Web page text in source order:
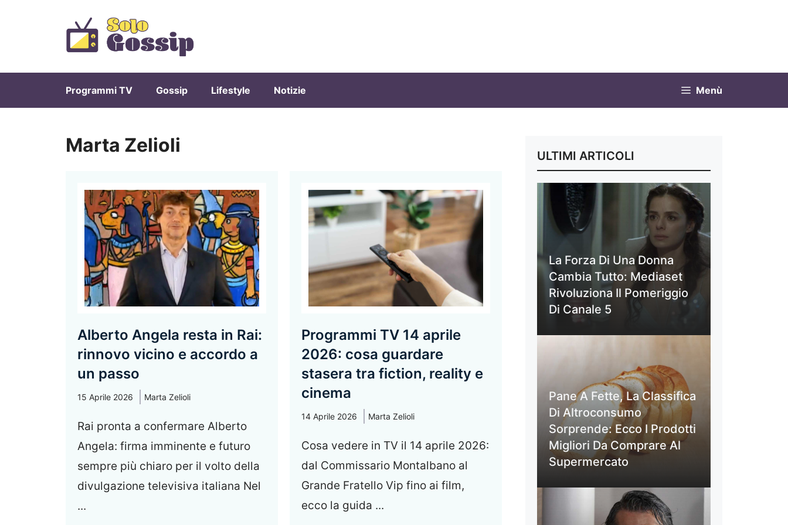
Programmi TV Gossip Lifestyle Notizie Menù
Marta Zelioli
Alberto Angela resta in Rai:
rinnovo vicino e accordo a
un passo
15 Aprile 2026 Marta Zelioli
Rai pronta a confermare Alberto
Angela: firma imminente e futuro
sempre più chiaro per il volto della
divulgazione televisiva italiana Nel
...
Programmi TV 14 aprile
2026: cosa guardare
stasera tra fiction, reality e
cinema
14 Aprile 2026 Marta Zelioli
Cosa vedere in TV il 14 aprile 2026:
dal Commissario Montalbano al
Grande Fratello Vip fino ai film,
ecco la guida ...
ULTIMI ARTICOLI
La Forza Di Una Donna
Cambia Tutto: Mediaset
Rivoluziona Il Pomeriggio
Di Canale 5
Pane A Fette, La Classifica
Di Altroconsumo
Sorprende: Ecco I Prodotti
Migliori Da Comprare Al
Supermercato